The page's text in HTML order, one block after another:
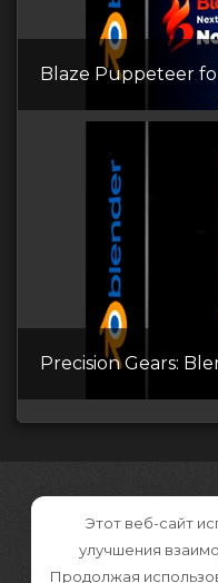
Blaze Puppeteer
Precision Gears:
Этот веб-сайт
улучшения
Продолжая